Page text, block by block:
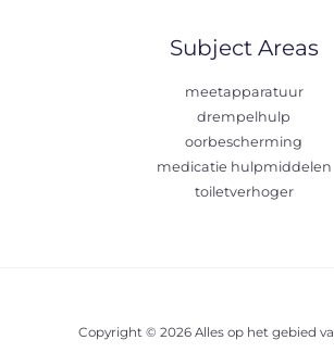
Subject Areas
meetapparatuur
drempelhulp
oorbescherming
medicatie hulpmiddelen
toiletverhoger
Copyright © 2026 Alles op het gebied